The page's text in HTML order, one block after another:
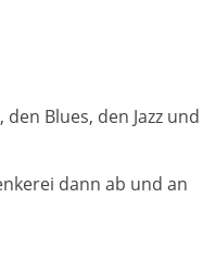
Blues, den Jazz und
dann ab und an